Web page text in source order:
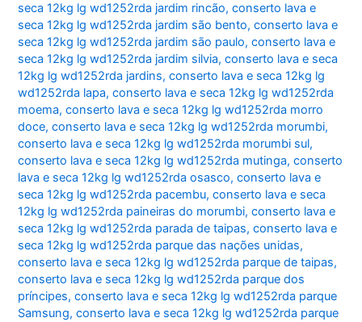
seca 12kg lg wd1252rda jardim rincão,conserto lava e
seca 12kg lg wd1252rda jardim são bento,conserto lava e
seca 12kg lg wd1252rda jardim são paulo,conserto lava e
seca 12kg lg wd1252rda jardim silvia,conserto lava e seca
12kg lg wd1252rda jardins,conserto lava e seca 12kg lg
wd1252rda lapa,conserto lava e seca 12kg lg wd1252rda
moema,conserto lava e seca 12kg lg wd1252rda morro
doce,conserto lava e seca 12kg lg wd1252rda morumbi,
conserto lava e seca 12kg lg wd1252rda morumbi sul,
conserto lava e seca 12kg lg wd1252rda mutinga,conserto
lava e seca 12kg lg wd1252rda osasco,conserto lava e
seca 12kg lg wd1252rda pacembu,conserto lava e seca
12kg lg wd1252rda paineiras do morumbi,conserto lava e
seca 12kg lg wd1252rda parada de taipas,conserto lava e
seca 12kg lg wd1252rda parque das nações unidas,
conserto lava e seca 12kg lg wd1252rda parque de taipas,
conserto lava e seca 12kg lg wd1252rda parque dos
príncipes,conserto lava e seca 12kg lg wd1252rda parque
Samsung,conserto lava e seca 12kg lg wd1252rda parque